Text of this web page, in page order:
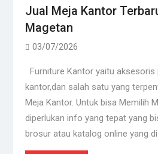
Jual Meja Kantor
Magetan
03/07/2026
Furniture Kantor yaitu aksesoris
kantor,dan salah satu yang
Meja Kantor. Untuk bisa Memilih
diperlukan info yang tepat yang
brosur atau katalog online yang